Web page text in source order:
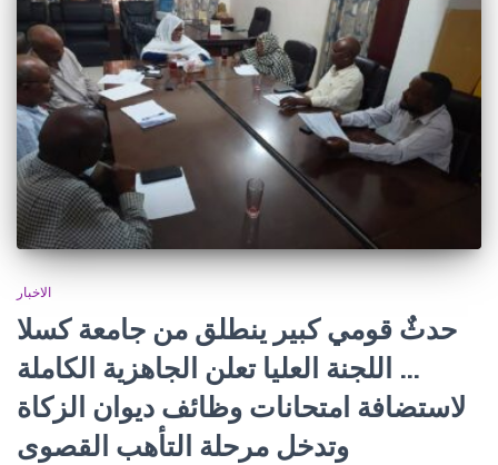
الاخبار
حدثٌ قومي كبير ينطلق من جامعة كسلا
… اللجنة العليا تعلن الجاهزية الكاملة
لاستضافة امتحانات وظائف ديوان الزكاة
وتدخل مرحلة التأهب القصوى